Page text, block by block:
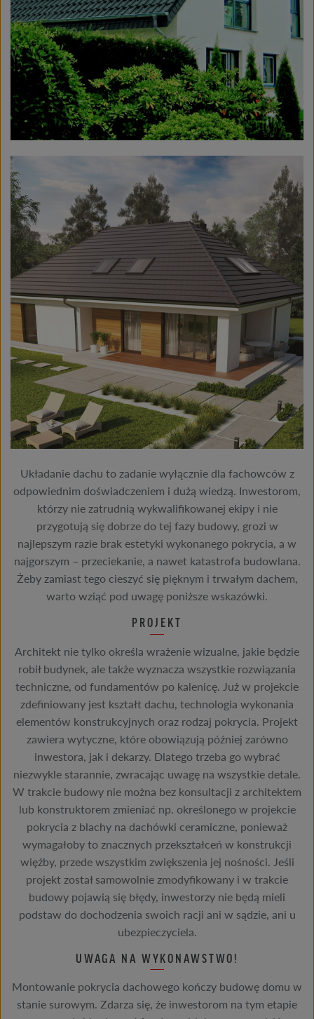
Układanie dachu to zadanie wyłącznie dla fachowców z
odpowiednim doświadczeniem i dużą wiedzą. Inwestorom,
którzy nie zatrudnią wykwalifikowanej ekipy i nie
przygotują się dobrze do tej fazy budowy, grozi w
najlepszym razie brak estetyki wykonanego pokrycia, a w
najgorszym – przeciekanie, a nawet katastrofa budowlana.
Żeby zamiast tego cieszyć się pięknym i trwałym dachem,
warto wziąć pod uwagę poniższe wskazówki.
PROJEKT
Architekt nie tylko określa wrażenie wizualne, jakie będzie
robił budynek, ale także wyznacza wszystkie rozwiązania
techniczne, od fundamentów po kalenicę. Już w projekcie
zdefiniowany jest kształt dachu, technologia wykonania
elementów konstrukcyjnych oraz rodzaj pokrycia. Projekt
zawiera wytyczne, które obowiązują później zarówno
inwestora, jak i dekarzy. Dlatego trzeba go wybrać
niezwykle starannie, zwracając uwagę na wszystkie detale.
W trakcie budowy nie można bez konsultacji z architektem
lub konstruktorem zmieniać np. określonego w projekcie
pokrycia z blachy na dachówki ceramiczne, ponieważ
wymagałoby to znacznych przekształceń w konstrukcji
więźby, przede wszystkim zwiększenia jej nośności. Jeśli
projekt został samowolnie zmodyfikowany i w trakcie
budowy pojawią się błędy, inwestorzy nie będą mieli
podstaw do dochodzenia swoich racji ani w sądzie, ani u
ubezpieczyciela.
UWAGA NA WYKONAWSTWO!
Montowanie pokrycia dachowego kończy budowę domu w
stanie surowym. Zdarza się, że inwestorom na tym etapie